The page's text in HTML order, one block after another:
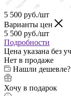
5 500 руб./шт
Варианты цен
5 500 руб./шт
Подробности
Цена указана без
Нет в продаже
Нашли дешевле?
Хочу в подарок